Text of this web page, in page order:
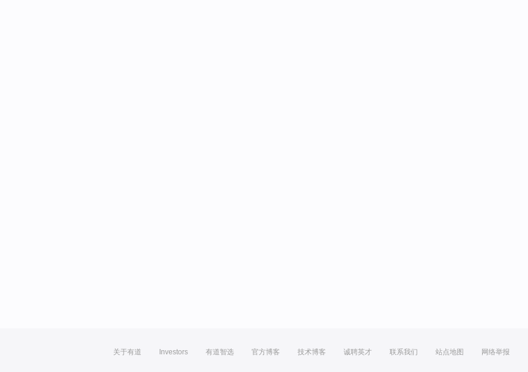
关于有道 Investors 有道智选 官方博客 技术博客 诚聘英才 联系我们 站点地图 网络举报